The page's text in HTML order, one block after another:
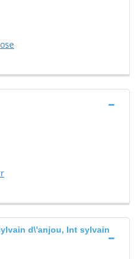
d\'anjou, Int sylvain